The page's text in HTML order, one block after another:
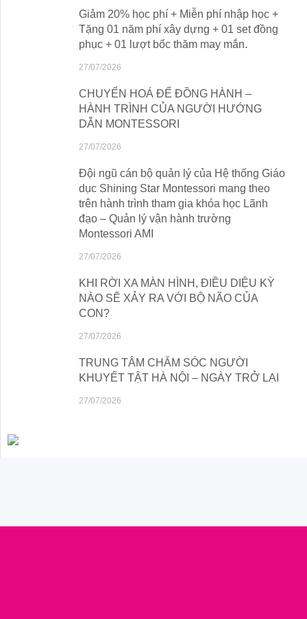
Giảm 20% học phí + Miễn phí nhập học +
Tặng 01 năm phí xây dựng + 01 set đồng
phục + 01 lượt bốc thăm may mắn.
27/07/2026
CHUYỂN HOÁ ĐỂ ĐỒNG HÀNH –
HÀNH TRÌNH CỦA NGƯỜI HƯỚNG
DẪN MONTESSORI
27/07/2026
Đội ngũ cán bộ quản lý của Hệ thống Giáo
dục Shining Star Montessori mang theo
trên hành trình tham gia khóa học Lãnh
đạo – Quản lý vận hành trường
Montessori AMI
27/07/2026
KHI RỜI XA MÀN HÌNH, ĐIỀU DIỆU KỲ
NÀO SẼ XẢY RA VỚI BỘ NÃO CỦA
CON?
27/07/2026
TRUNG TÂM CHĂM SÓC NGƯỜI
KHUYẾT TẬT HÀ NỘI – NGÀY TRỞ LẠI
27/07/2026